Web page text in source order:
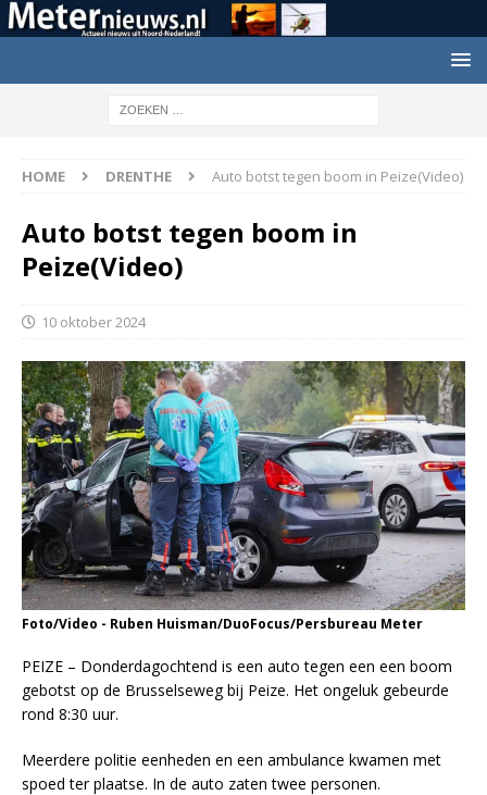
HOME DRENTHE Auto botst tegen boom in Peize(Video)
Auto botst tegen boom in
Peize(Video)
10 oktober 2024
Foto/Video - Ruben Huisman/DuoFocus/Persbureau Meter
PEIZE – Donderdagochtend is een auto tegen een een boom
gebotst op de Brusselseweg bij Peize. Het ongeluk gebeurde
rond 8:30 uur.
Meerdere politie eenheden en een ambulance kwamen met
spoed ter plaatse. In de auto zaten twee personen.